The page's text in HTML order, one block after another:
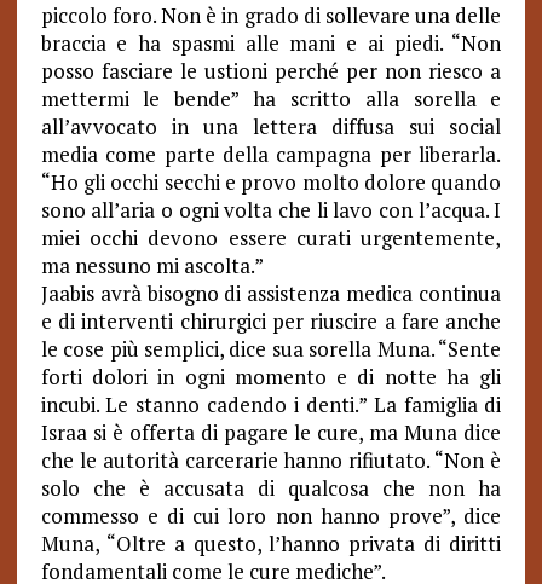
piccolo foro. Non è in grado di sollevare una delle
braccia e ha spasmi alle mani e ai piedi. “Non
posso fasciare le ustioni perché per non riesco a
mettermi le bende” ha scritto alla sorella e
all’avvocato in una lettera diffusa sui social
media come parte della campagna per liberarla.
“Ho gli occhi secchi e provo molto dolore quando
sono all’aria o ogni volta che li lavo con l’acqua. I
miei occhi devono essere curati urgentemente,
ma nessuno mi ascolta.”
Jaabis avrà bisogno di assistenza medica continua
e di interventi chirurgici per riuscire a fare anche
le cose più semplici, dice sua sorella Muna. “Sente
forti dolori in ogni momento e di notte ha gli
incubi. Le stanno cadendo i denti.” La famiglia di
Israa si è offerta di pagare le cure, ma Muna dice
che le autorità carcerarie hanno rifiutato. “Non è
solo che è accusata di qualcosa che non ha
commesso e di cui loro non hanno prove”, dice
Muna, “Oltre a questo, l’hanno privata di diritti
fondamentali come le cure mediche”.